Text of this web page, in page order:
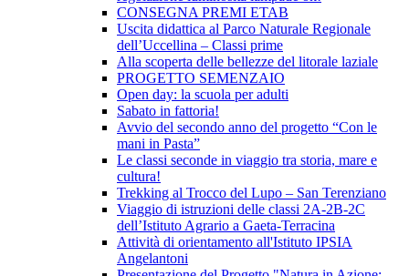
CONSEGNA PREMI ETAB
Uscita didattica al Parco Naturale Regionale
dell’Uccellina – Classi prime
Alla scoperta delle bellezze del litorale laziale
PROGETTO SEMENZAIO
Open day: la scuola per adulti
Sabato in fattoria!
Avvio del secondo anno del progetto “Con le
mani in Pasta”
Le classi seconde in viaggio tra storia, mare e
cultura!
Trekking al Trocco del Lupo – San Terenziano
Viaggio di istruzioni delle classi 2A-2B-2C
dell’Istituto Agrario a Gaeta-Terracina
Attività di orientamento all'Istituto IPSIA
Angelantoni